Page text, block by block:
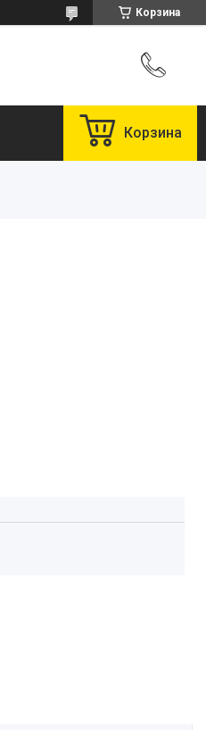
Корзина
Корзина